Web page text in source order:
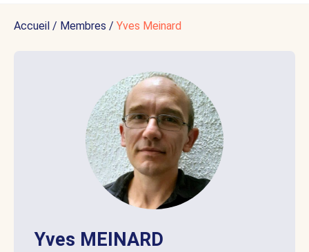
Accueil / Membres / Yves Meinard
Yves MEINARD